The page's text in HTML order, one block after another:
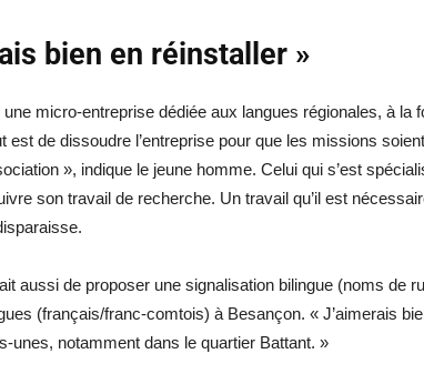
bien en réinstaller »
une micro-entreprise dédiée aux langues régionales, à la
est de dissoudre l’entreprise pour que les missions
», indique le jeune homme. Celui qui s’est
son travail de recherche. Un travail qu’il est
aussi de proposer une signalisation bilingue (noms de
(français/franc-comtois) à Besançon. « J’aimerais
unes, notamment dans le quartier Battant. »